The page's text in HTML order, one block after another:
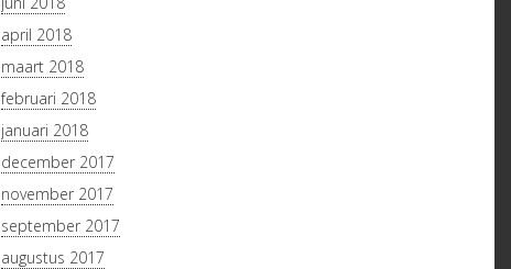
april 2018
maart 2018
februari 2018
januari 2018
december 2017
november 2017
september 2017
augustus 2017